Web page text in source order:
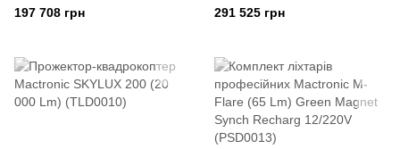
Lm) (PFL0242)
197 708 грн
Lm) Full Set (PFL0242 Full Set)
291 525 грн